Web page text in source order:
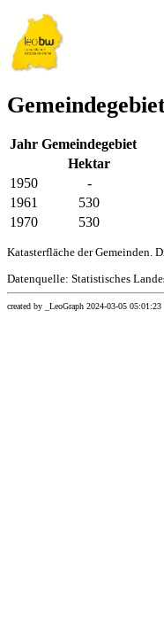
Jahr Gemeindegebiet
Hektar
1950
-
1961
530
1970
530
Katasterfläche der Gemeinden.
Datenquelle: Statistisches
created by _LeoGraph 2024-03-05 05:01:23